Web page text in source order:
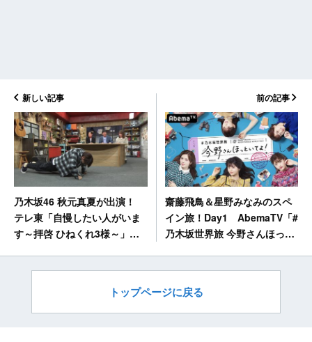
新しい記事
乃木坂46 秋元真夏が出演！
テレ東「自慢したい人がいま
す～拝啓 ひねくれ3様～」
前の記事
齋藤飛鳥＆星野みなみのスペ
イン旅！Day1 AbemaTV「#
乃木坂世界旅 今野さんほっと
トップページに戻る